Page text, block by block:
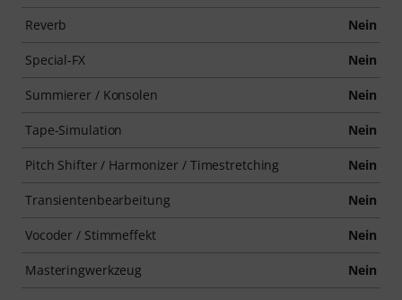
Reverb Nein
Special-FX Nein
Summierer / Konsolen Nein
Tape-Simulation Nein
Pitch Shifter / Harmonizer / Timestretching Nein
Transientenbearbeitung Nein
Vocoder / Stimmeffekt Nein
Masteringwerkzeug Nein